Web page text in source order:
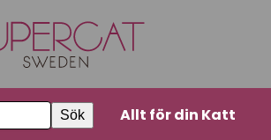
Sök Allt för din Katt